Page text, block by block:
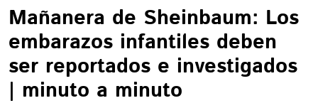
Mañanera de Sheinbaum: Los
embarazos infantiles deben
ser reportados e investigados
| minuto a minuto